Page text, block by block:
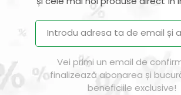
Vei primi un email de
finalizează abonarea și
beneficiile exclusive!